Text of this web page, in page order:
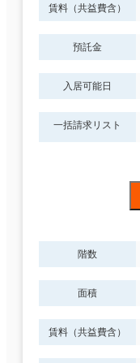
賃料（共益費含）
預託金
入居可能日
一括請求リスト
階数
面積
賃料（共益費含）